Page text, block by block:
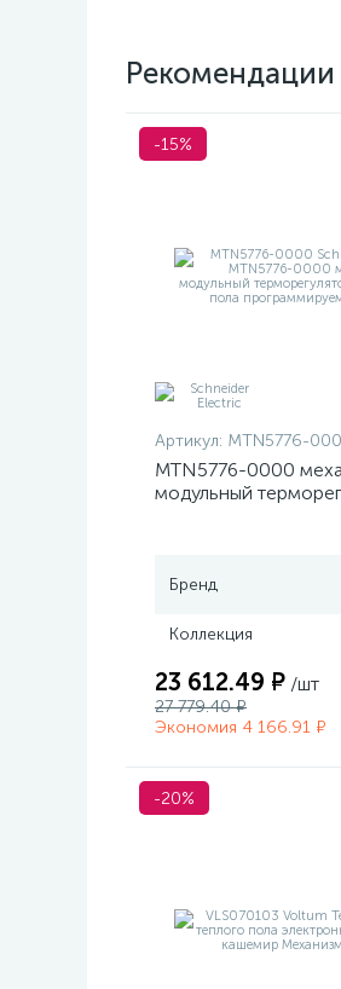
Рекомендации
-15%
Артикул: MTN5776-0000
MTN5776-0000
модульный
Бренд
Коллекция
23 612.49 ₽ /шт
27 779.40 ₽
Экономия 4 166.91 ₽
-20%